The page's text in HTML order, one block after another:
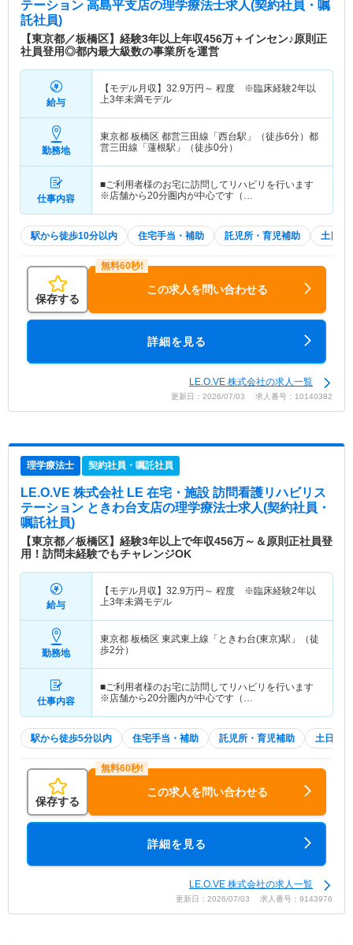
テーション 高島平支店の理学療法士求人(契約社員・嘱
託社員)
【東京都／板橋区】経験3年以上年収456万＋インセン♪原則正
社員登用◎都内最大級数の事業所を運営
給与
【モデル月収】 32.9万円～ 程度 ※臨床経験2年以
上3年未満モデル
勤務地
東京都 板橋区 都営三田線「西台駅」（徒歩6分）都
営三田線「蓮根駅」（徒歩0分）
仕事内容
■ご利用者様のお宅に訪問してリハビリを行います
※店舗から20分圏内が中心です（…
駅から徒歩10分以内 住宅手当・補助 託児所・育児補助 土日祝
保存する
この求人を問い合わせる
詳細を見る
LE.O.VE 株式会社の求人一覧
更新日：2026/07/03 求人番号：10140382
理学療法士 契約社員・嘱託社員
LE.O.VE 株式会社 LE 在宅・施設 訪問看護リハビリス
テーション ときわ台支店の理学療法士求人(契約社員・
嘱託社員)
【東京都／板橋区】経験3年以上で年収456万～＆原則正社員登
用！訪問未経験でもチャレンジOK
給与
【モデル月収】 32.9万円～ 程度 ※臨床経験2年以
上3年未満モデル
勤務地
東京都 板橋区 東武東上線「ときわ台(東京)駅」（徒
歩2分）
仕事内容
■ご利用者様のお宅に訪問してリハビリを行います
※店舗から20分圏内が中心です（…
駅から徒歩5分以内 住宅手当・補助 託児所・育児補助 土日祝休
保存する
この求人を問い合わせる
詳細を見る
LE.O.VE 株式会社の求人一覧
更新日：2026/07/03 求人番号：9143976